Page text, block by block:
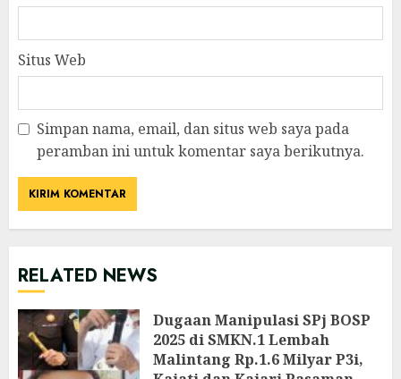
Situs Web
Simpan nama, email, dan situs web saya pada
peramban ini untuk komentar saya berikutnya.
RELATED NEWS
Dugaan Manipulasi SPj BOSP
2025 di SMKN.1 Lembah
Malintang Rp.1.6 Milyar P3i,